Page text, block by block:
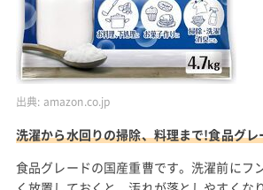
出典: amazon.co.jp
洗濯から水回りの掃除、料理まで!食品グ
食品グレードの国産重曹です。洗濯前にフ